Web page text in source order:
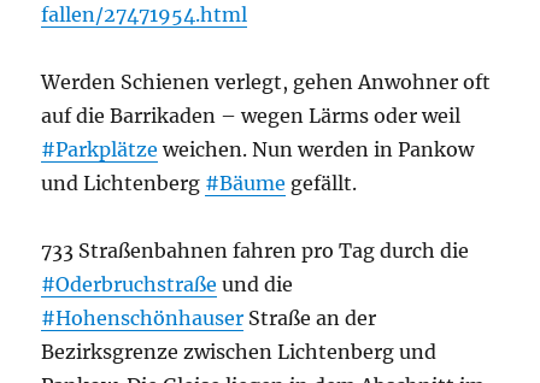
fallen/27471954.html
Werden Schienen verlegt, gehen Anwohner oft
auf die Barrikaden – wegen Lärms oder weil
#Parkplätze weichen. Nun werden in Pankow
und Lichtenberg #Bäume gefällt.
733 Straßenbahnen fahren pro Tag durch die
#Oderbruchstraße und die
#Hohenschönhauser Straße an der
Bezirksgrenze zwischen Lichtenberg und